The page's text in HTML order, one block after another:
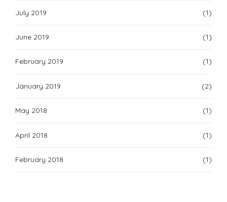
July 2019 (1)
June 2019 (1)
February 2019 (1)
January 2019 (2)
May 2018 (1)
April 2018 (1)
February 2018 (1)